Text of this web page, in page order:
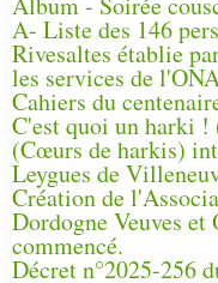
A- Liste des 146
Rivesaltes établie
les services de
Cahiers du
C'est quoi un harki !
(Cœurs de harkis)
Leygues de
Création de
Dordogne Veuves
commencé.
Décret n°2025-256